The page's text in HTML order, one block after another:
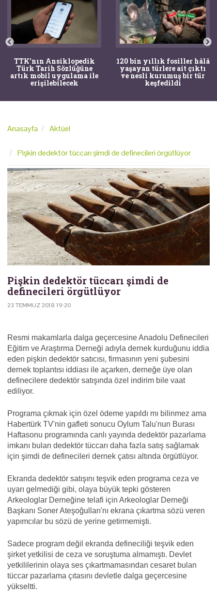
TTK'nın Ansiklopedik
Türk Tarih Sözlüğüne
artık mobil uygulama ile
erişilebilecek
120 bin yıllık fosiller hâlâ
yaşayan türlere ait çıktı
ve nesli kurumuş bir tür
keşfedildi
Anasayfa Aktüel
Pişkin dedektör tüccarı şimdi de definecileri örgütlüyor
Pişkin dedektör tüccarı şimdi de
definecileri örgütlüyor
23 TEMMUZ 2018 19:20
Resmi makamlarla dalga geçercesine Anadolu Definecileri
Eğitim ve Araştırma Derneği adıyla dernek kurduğunu iddia
eden pişkin dedektör satıcısı, firmasının yeni şubesini
dernek toplantısı iddiası ile açarken, derneğe üye olan
definecilere dedektör satışında özel indirim bile vaat
ediliyor.
Programa çıkmak için özel ödeme yapıldı mı bilinmez ama
Habertürk TV'nin gafleti sonucu Oylum Talu'nun Burası
Haftasonu programında canlı yayında dedektör pazarlama
imkanı bulan dedektör tüccarı daha fazla satış sağlamak
için şimdi de definecileri dernek çatısı altında örgütlüyor.
Ekranda dedektör satışını teşvik eden programa ceza ve
uyarı gelmediği gibi, olaya büyük tepki gösteren
Arkeologlar Derneğine telafi için Arkeologlar Derneği
Başkanı Soner Ateşoğulları'nı ekrana çıkartma sözü veren
yapımcılar bu sözü de yerine getirmemişti.
Sadece program değil ekranda defineciliği teşvik eden
şirket yetkilisi de ceza ve soruştuma almamıştı. Devlet
yetkililerinin olaya ses çıkartmamasından cesaret bulan
tüccar pazarlama çıtasını devletle dalga geçercesine
yükseltti.